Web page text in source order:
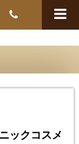
ックコスメ